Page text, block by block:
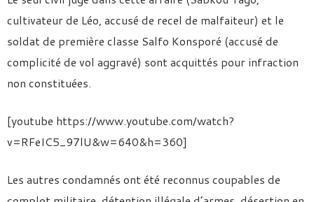
cultivateur de Léo, accusé de recel de malfaiteur) et le
soldat de première classe Salfo Konsporé (accusé de
complicité de vol aggravé) sont acquittés pour infraction
non constituées.
[youtube https://www.youtube.com/watch?
v=RFeIC5_97lU&w=640&h=360]
Les autres condamnés ont été reconnus coupables de